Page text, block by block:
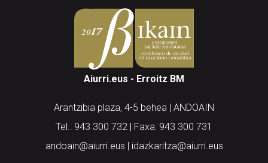
Aiurri.eus - Erroitz BM
Arantzibia plaza, 4-5 behea | ANDOAIN
Tel.: 943 300 732 | Faxa: 943 300 731
andoain@aiurri.eus | idazkaritza@aiurri.eus